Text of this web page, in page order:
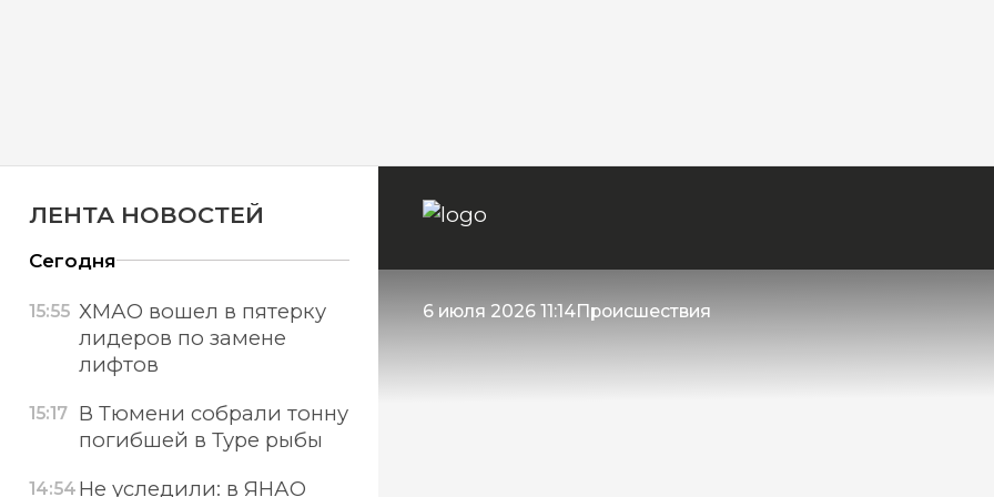
6 июля 2026 11:14Происшествия
ЛЕНТА НОВОСТЕЙ
Сегодня
15:55 ХМАО вошел в пятерку
лидеров по замене
лифтов
15:17 В Тюмени собрали тонну
погибшей в Туре рыбы
14:54 Не уследили: в ЯНАО